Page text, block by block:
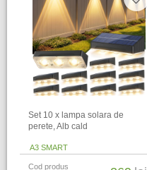
Set 10 x lampa solara de
perete, Alb cald
A3 SMART
Cod produs